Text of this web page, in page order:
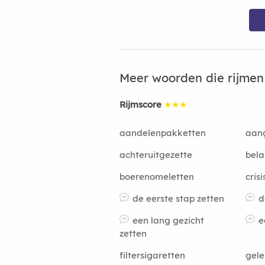
Meer woorden die
Rijmscore ★★★
aandelenpakketten
achteruitgezette
boerenomeletten
de eerste stap zetten
een lang gezicht
zetten
filtersigaretten